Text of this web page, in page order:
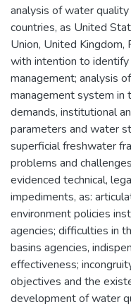
analysis of water
countries, as United
Union, United Kingdom,
with intention to
management; analysis
management system in
demands, institutional
parameters and water
superficial freshwater
problems and
evidenced technical,
impediments, as:
environment policies
agencies; difficulties in
basins agencies,
effectiveness;
objectives and the
development of water